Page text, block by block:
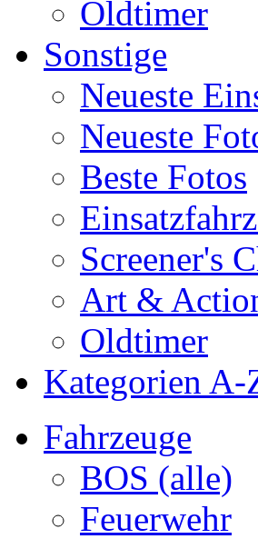
Oldtimer
Sonstige
Neueste
Neueste
Beste Fotos
Screener's
Art &
Oldtimer
Kategorien A-
Fahrzeuge
BOS (alle)
Feuerwehr